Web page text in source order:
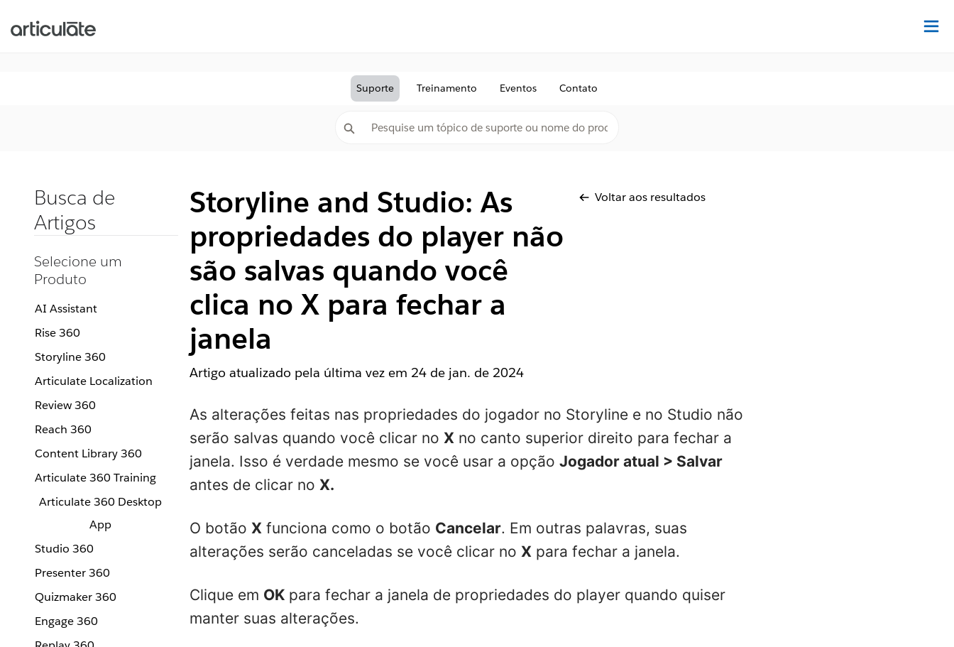
Suporte Treinamento Eventos Contato
Busca de
Artigos
Selecione um
Produto
AI Assistant
Rise 360
Storyline 360
Articulate Localization
Review 360
Reach 360
Content Library 360
Articulate 360 Training
Articulate 360 Desktop
App
Studio 360
Presenter 360
Quizmaker 360
Engage 360
Storyline and Studio: As
propriedades do player não
são salvas quando você
clica no X para fechar a
janela
Voltar aos resultados
Artigo atualizado pela última vez em 24 de jan. de 2024
As alterações feitas nas propriedades do jogador no Storyline e no Studio não
serão salvas quando você clicar no Xno canto superior direito para fechar a
janela. Isso é verdade mesmo se você usar a opção Jogador atual > Salvar
antes de clicar no X.
O botão Xfunciona como o botão Cancelar. Em outras palavras, suas
alterações serão canceladas se você clicar no Xpara fechar a janela.
Clique em OKpara fechar a janela de propriedades do player quando quiser
manter suas alterações.